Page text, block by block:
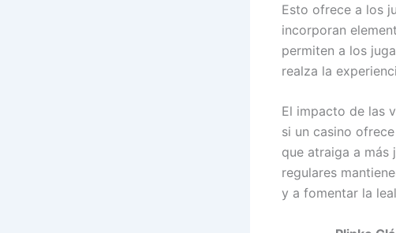
Esto ofrece a los
incorporan
permiten a los
realza la
El impacto de las
si un casino
que atraiga a más
regulares
y a fomentar la